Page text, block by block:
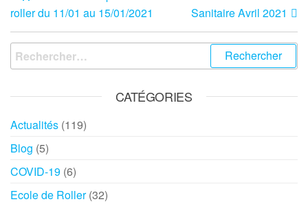
roller du 11/01 au 15/01/2021
Sanitaire Avril 2021
CATÉGORIES
Actualités (119)
Blog (5)
COVID-19 (6)
Ecole de Roller(32)